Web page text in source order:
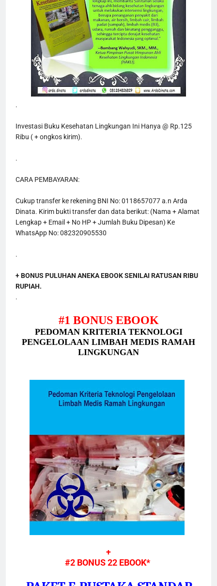
.
Investasi Buku Kesehatan Lingkungan Ini Hanya @ Rp.125
Ribu ( + ongkos kirim).
.
CARA PEMBAYARAN:
Cukup transfer ke rekening BNI No: 0118657077 a.n Arda
Dinata. Kirim bukti transfer dan data berikut: (Nama + Alamat
Lengkap + Email + No HP + Jumlah Buku Dipesan) Ke
WhatsApp No: 082320905530
.
+ BONUS PULUHAN ANEKA EBOOK SENILAI RATUSAN RIBU
RUPIAH.
.
#1 BONUS EBOOK
PEDOMAN KRITERIA TEKNOLOGI
PENGELOLAAN LIMBAH MEDIS RAMAH
LINGKUNGAN
+
#2 BONUS 22 EBOOK*